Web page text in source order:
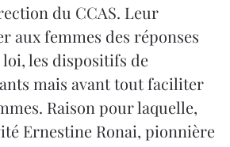
du CCAS. Leur
aux femmes des réponses
les dispositifs de
mais avant tout faciliter
Raison pour laquelle,
Ernestine Ronai, pionnière